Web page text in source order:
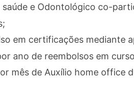
saúde e Odontológico co-
em certificações mediante
ano de reembolsos em
mês de Auxílio home office